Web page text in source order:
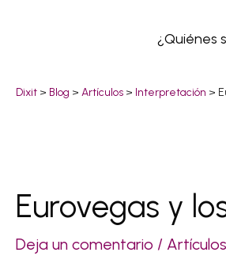
¿Quiénes
Dixit > Blog > Artículos > Interpretación >
Eurovegas y
Deja un comentario / Artículos
Navegación
entradas